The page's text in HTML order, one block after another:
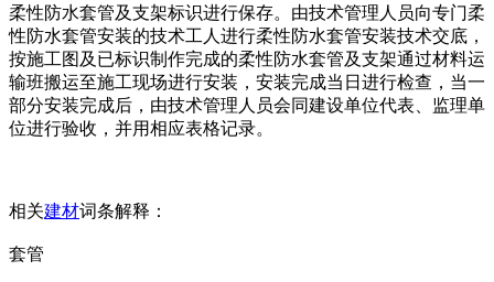
柔性防水套管及支架标识进行保存。由技术管理人员向专门柔
性防水套管安装的技术工人进行柔性防水套管安装技术交底，
按施工图及已标识制作完成的柔性防水套管及支架通过材料运
输班搬运至施工现场进行安装，安装完成当日进行检查，当一
部分安装完成后，由技术管理人员会同建设单位代表、监理单
位进行验收，并用相应表格记录。
相关建材词条解释：
套管